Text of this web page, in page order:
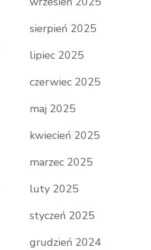
sierpień 2025
lipiec 2025
czerwiec 2025
maj 2025
kwiecień 2025
marzec 2025
luty 2025
styczeń 2025
grudzień 2024